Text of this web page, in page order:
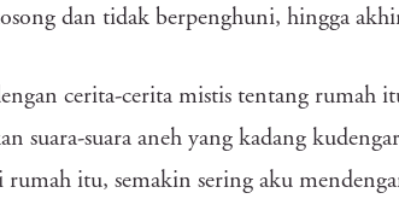
dan tidak berpenghuni, hingga
cerita-cerita mistis tentang rumah
suara-suara aneh yang kadang
itu, semakin sering aku